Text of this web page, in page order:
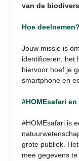
van de
Hoe deelnemen?
Jouw missie is
identificeren, het
hiervoor hoef je
smartphone en
#HOMEsafari
#HOMEsafari is
grote publiek.
mee gegevens